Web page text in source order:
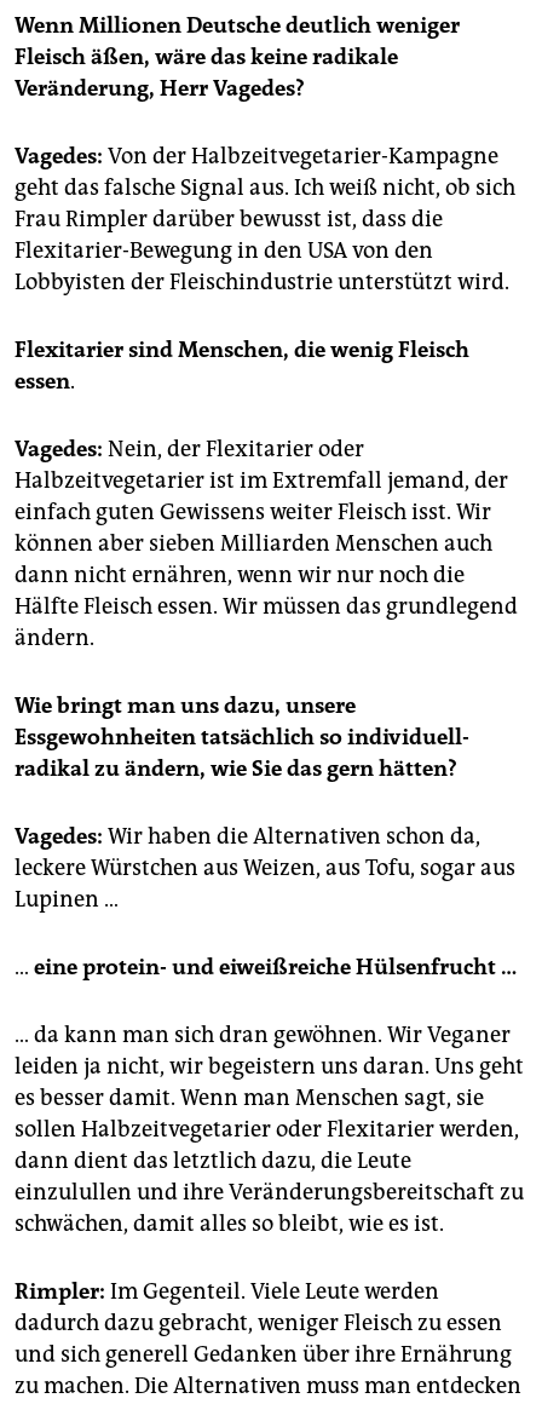
Wenn Millionen Deutsche deutlich weniger
Fleisch äßen, wäre das keine radikale
Veränderung, Herr Vagedes?
Vagedes: Von der Halbzeitvegetarier-Kampagne
geht das falsche Signal aus. Ich weiß nicht, ob sich
Frau Rimpler darüber bewusst ist, dass die
Flexitarier-Bewegung in den USA von den
Lobbyisten der Fleischindustrie unterstützt wird.
Flexitarier sind Menschen, die wenig Fleisch
essen.
Vagedes: Nein, der Flexitarier oder
Halbzeitvegetarier ist im Extremfall jemand, der
einfach guten Gewissens weiter Fleisch isst. Wir
können aber sieben Milliarden Menschen auch
dann nicht ernähren, wenn wir nur noch die
Hälfte Fleisch essen. Wir müssen das grundlegend
ändern.
Wie bringt man uns dazu, unsere
Essgewohnheiten tatsächlich so individuell-
radikal zu ändern, wie Sie das gern hätten?
Vagedes: Wir haben die Alternativen schon da,
leckere Würstchen aus Weizen, aus Tofu, sogar aus
Lupinen …
… eine protein- und eiweißreiche Hülsenfrucht …
… da kann man sich dran gewöhnen. Wir Veganer
leiden ja nicht, wir begeistern uns daran. Uns geht
es besser damit. Wenn man Menschen sagt, sie
sollen Halbzeitvegetarier oder Flexitarier werden,
dann dient das letztlich dazu, die Leute
einzulullen und ihre Veränderungsbereitschaft zu
schwächen, damit alles so bleibt, wie es ist.
Rimpler: Im Gegenteil. Viele Leute werden
dadurch dazu gebracht, weniger Fleisch zu essen
und sich generell Gedanken über ihre Ernährung
zu machen. Die Alternativen muss man entdecken